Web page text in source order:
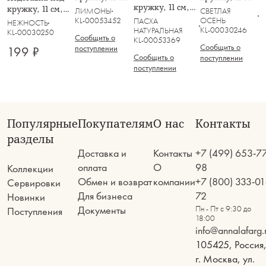
кружку, 11 см,
круглая,
керамика D/
Осенние цветы,
НЕЖНОСТЬ
KL-00030250
199 ₽
круглая,
керамика/
Лимоны на
ветке, Palermo
ЛИМОНЫ
KL-00053452
Сообщить о
поступлении
кружку, 11 см,
круглая,
керамика/
пробка, белая,
Кролик в
цветах, Flower
Rabbit
ПАСХА
НАТУРАЛЬНАЯ
KL-00053369
Сообщить о
поступлении
круглая,
керамика/
пробка, белая,
Тыквы, Light
pumpkin
СВЕТЛАЯ
ОСЕНЬ
KL-00030246
Сообщить о
поступлении
Популярные
разделы
Коллекции
Сервировки
Новинки
Поступления
Покупателям
Доставка и
оплата
Обмен и возврат
Для бизнеса
Документы
О нас
Контакты
О
компании
Контакты
+7 (499) 653-
98
+7 (800) 333-
72
Пн - Пт с 9:30 до
18:00
105425, Россия,
г. Москва, ул.